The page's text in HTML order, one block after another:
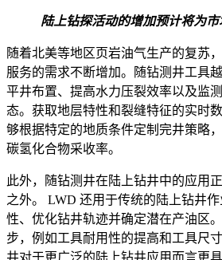
陆上钻探活动的增加预计将为
随着北美等地区页岩油气生产的复苏
服务的需求不断增加。随钻测井工具
平井布置、提高水力压裂效率以及监
态。获取地层特性和裂缝特征的实时
够根据特定的地质条件定制完井策略
碳氢化合物采收率。
此外，随钻测井在陆上钻井中的应用
之外。 LWD 还用于传统的陆上钻井
性、优化钻井轨迹并确定潜在产油区
步，例如工具耐用性的提高和工具尺
井对于更广泛的陆上钻井应用而言更